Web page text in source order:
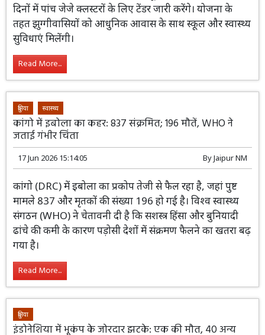
दिल्ली के उपराज्यपाल ने 'झुग्गी पुनर्वास
नीति-2026' को मंजूरी दे दी है। इसके तहत
दिनों में पांच जेजे क्लस्टरों के लिए टेंडर जारी करेंगे। योजना के
तहत झुग्गीवासियों को आधुनिक आवास के साथ स्कूल और स्वास्थ्य
सुविधाएं मिलेंगी।
Read More...
कांगो में इबोला का कहर: 837 संक्रमित; 196 मौतें, WHO ने
जताई गंभीर चिंता
17 Jun 2026 15:14:05 ByJaipur NM
कांगो (DRC) में इबोला का प्रकोप तेजी से फैल रहा है, जहां पुष्ट
मामले 837 और मृतकों की संख्या 196 हो गई है। विश्व स्वास्थ्य
संगठन (WHO) ने चेतावनी दी है कि सशस्त्र हिंसा और बुनियादी
ढांचे की कमी के कारण पड़ोसी देशों में संक्रमण फैलने का खतरा बढ़
गया है।
Read More...